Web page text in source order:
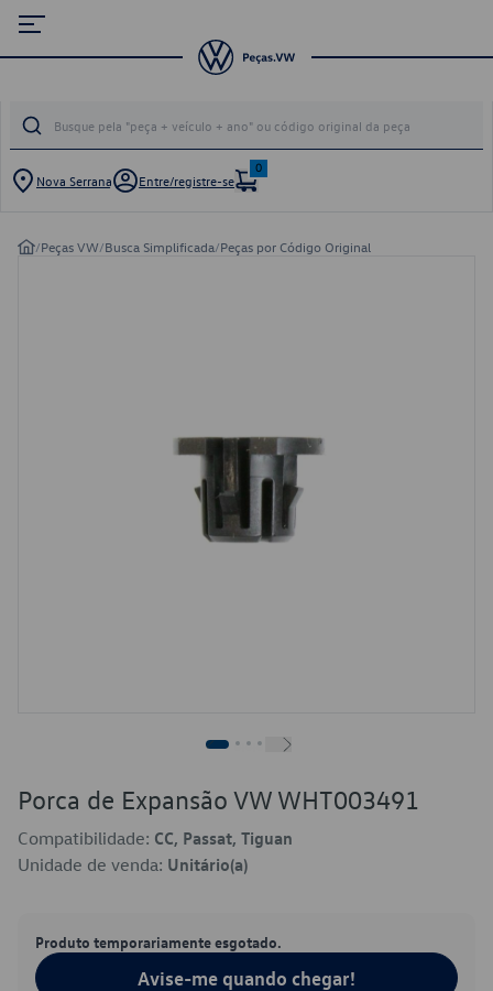
Nova Serrana Entre/registre-se
0
/Peças VW/Busca Simplificada/Peças por Código Original
Porca de Expansão VW WHT003491
Compatibilidade: CC, Passat, Tiguan
Unidade de venda: Unitário(a)
Produto temporariamente esgotado.
Avise-me quando chegar!